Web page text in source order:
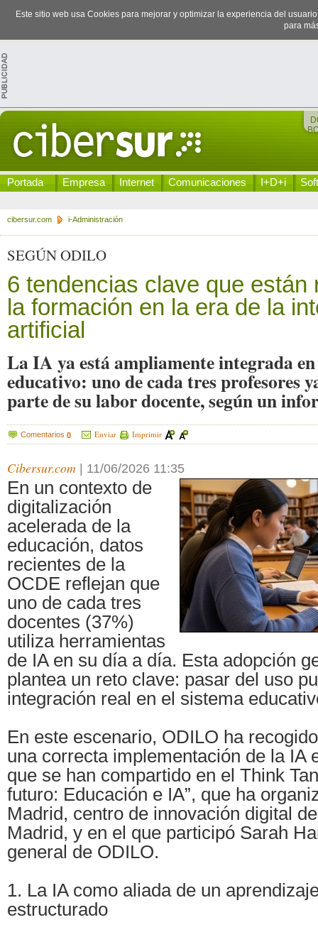
Este sitio web usa Cookies para mejorar y optimizar la experiencia del
para
Portada Empresa Internet Comunicaciones I+D+i
cibersur.com i-Administración
SEGÚN ODILO
6 tendencias clave que están
la formación en la era de la
artificial
La IA ya está ampliamente integrada
educativo: uno de cada tres profesores
parte de su labor docente, según un
Comentarios 0 Enviar Imprimir
Cibersur.com 11/06/2026 11:35
En un contexto de
digitalización
acelerada de la
educación, datos
recientes de la
OCDE reflejan que
uno de cada tres
docentes (37%)
utiliza herramientas
de IA en su día a día. Esta adopción
plantea un reto clave: pasar del uso
integración real en el sistema
En este escenario, ODILO ha
una correcta implementación de la IA
que se han compartido en el Think
futuro: Educación e IA”, que ha
Madrid, centro de innovación digital
Madrid, y en el que participó Sarah
general de ODILO.
1. La IA como aliada de un
estructurado